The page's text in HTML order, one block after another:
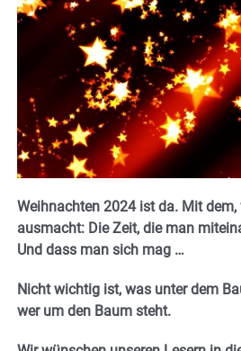
Weihnachten 2024 ist da. Mit dem,
ausmacht: Die Zeit, die man
Und dass man sich mag …
Nicht wichtig ist, was unter dem
wer um den Baum steht.